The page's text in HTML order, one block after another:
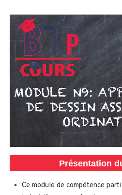
Présentation
Ce module de compétence